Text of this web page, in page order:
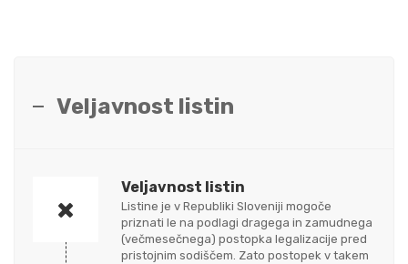
Veljavnost listin
Veljavnost listin
Listine je v Republiki Sloveniji mogoče
priznati le na podlagi dragega in zamudnega
(večmesečnega) postopka legalizacije pred
pristojnim sodiščem. Zato postopek v takem